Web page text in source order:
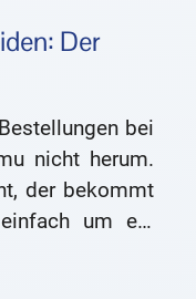
Der
bei
nicht herum.
der bekommt
um ein